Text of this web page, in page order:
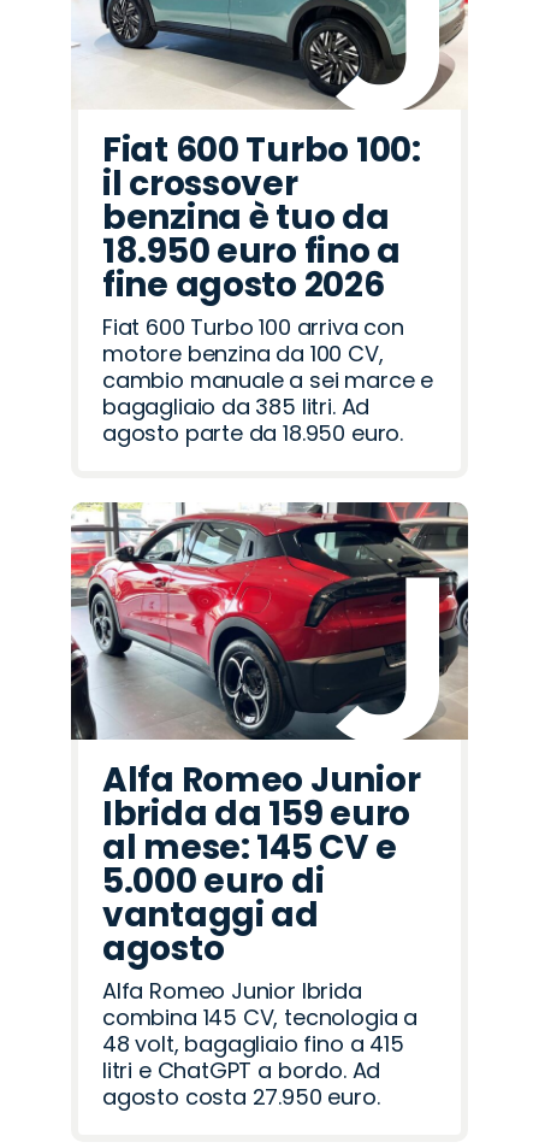
Fiat 600 Turbo 100:
il crossover
benzina è tuo da
18.950 euro fino a
fine agosto 2026
Fiat 600 Turbo 100 arriva con
motore benzina da 100 CV,
cambio manuale a sei marce e
bagagliaio da 385 litri. Ad
agosto parte da 18.950 euro.
Alfa Romeo Junior
Ibrida da 159 euro
al mese: 145 CV e
5.000 euro di
vantaggi ad
agosto
Alfa Romeo Junior Ibrida
combina 145 CV, tecnologia a
48 volt, bagagliaio fino a 415
litri e ChatGPT a bordo. Ad
agosto costa 27.950 euro.